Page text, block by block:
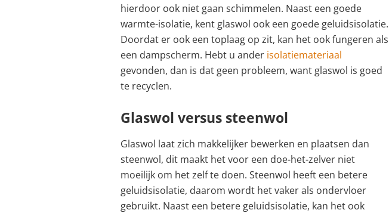
hierdoor ook niet gaan schimmelen. Naast een goede
warmte-isolatie, kent glaswol ook een goede geluidsisolatie.
Doordat er ook een toplaag op zit, kan het ook fungeren als
een dampscherm. Hebt u ander isolatiemateriaal
gevonden, dan is dat geen probleem, want glaswol is goed
te recyclen.
Glaswol versus steenwol
Glaswol laat zich makkelijker bewerken en plaatsen dan
steenwol, dit maakt het voor een doe-het-zelver niet
moeilijk om het zelf te doen. Steenwol heeft een betere
geluidsisolatie, daarom wordt het vaker als ondervloer
gebruikt. Naast een betere geluidsisolatie, kan het ook